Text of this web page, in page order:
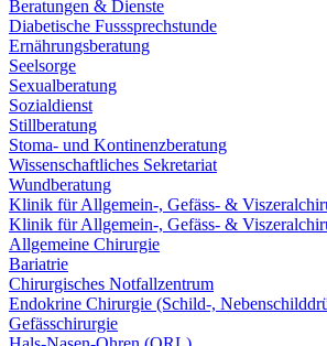
Beratungen & Dienste
Diabetische Fusssprechstunde
Ernährungsberatung
Seelsorge
Sexualberatung
Sozialdienst
Stillberatung
Stoma- und Kontinenzberatung
Wissenschaftliches Sekretariat
Wundberatung
Klinik für Allgemein-, Gefäss- &
Klinik für Allgemein-, Gefäss- &
Allgemeine Chirurgie
Bariatrie
Chirurgisches Notfallzentrum
Endokrine Chirurgie (Schild-,
Gefässchirurgie